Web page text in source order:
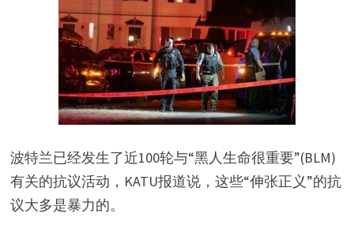
波特兰已经发生了近100轮与“黑人生命很重要”(BLM)
有关的抗议活动，KATU报道说，这些“伸张正义”的抗
议大多是暴力的。